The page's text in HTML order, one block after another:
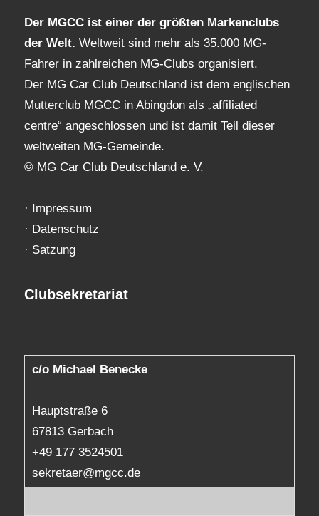
Der MGCC ist einer der größten Markenclubs
der Welt. Weltweit sind mehr als 35.000 MG-
Fahrer in zahlreichen MG-Clubs organisiert.
Der MG Car Club Deutschland ist dem englischen
Mutterclub MGCC in Abingdon als „affiliated
centre“ angeschlossen und ist damit Teil dieser
weltweiten MG-Gemeinde.
© MG Car Club Deutschland e. V.
· Impressum
· Datenschutz
· Satzung
Clubsekretariat
c/o Michael Benecke
Hauptstraße 6
67813 Gerbach
+49 177 3524501
sekretaer@mgcc.de